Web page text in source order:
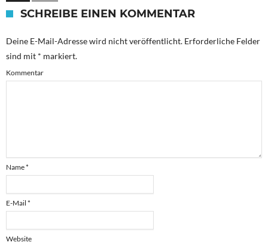
SCHREIBE EINEN KOMMENTAR
Deine E-Mail-Adresse wird nicht veröffentlicht. Erforderliche Felder
sind mit * markiert.
Kommentar
Name*
E-Mail *
Website